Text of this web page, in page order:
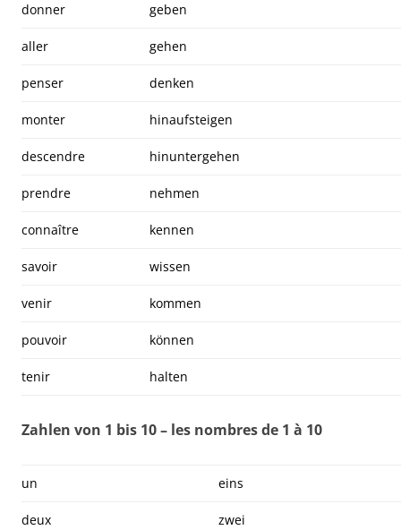
donner geben
aller gehen
penser denken
monter hinaufsteigen
descendre hinuntergehen
prendre nehmen
connaître kennen
savoir wissen
venir kommen
pouvoir können
tenir halten
Zahlen von 1 bis 10 – les nombres de 1 à 10
un eins
deux zwei